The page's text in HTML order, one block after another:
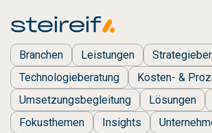
Branchen Leistungen
Technologieberatung
Kosten- &
Umsetzungsbegleitung
Lösungen
Fokusthemen
Insights